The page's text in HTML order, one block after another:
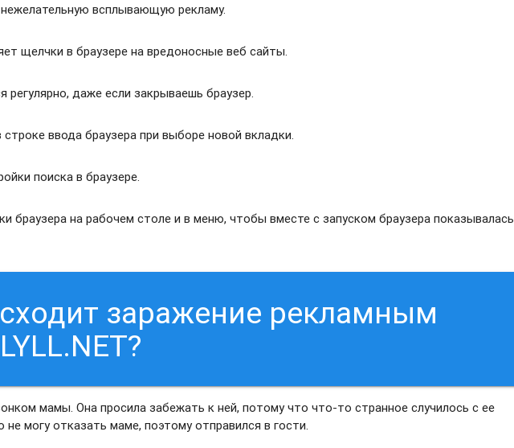
всплывающую рекламу.
щелчки в браузере на вредоносные веб сайты.
регулярно, даже если закрываешь браузер.
строке ввода браузера при выборе новой вкладки.
поиска в браузере.
браузера на рабочем столе и в меню, чтобы вместе с запуском браузера показывалась
заражение рекламным
мамы. Она просила забежать к ней, потому что что-то странное случилось с ее
могу отказать маме, поэтому отправился в гости.